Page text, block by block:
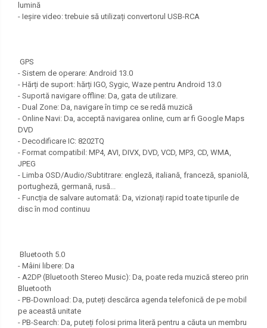
lumină
- Ieșire video: trebuie să utilizați convertorul USB-RCA
GPS
- Sistem de operare: Android 13.0
- Hărți de suport: hărți IGO, Sygic, Waze pentru Android 13.0
- Suportă navigare offline: Da, gata de utilizare.
- Dual Zone: Da, navigare în timp ce se redă muzică
- Online Navi: Da, acceptă navigarea online, cum ar fi Google Maps
DVD
- Decodificare IC: 8202TQ
- Format compatibil: MP4, AVI, DIVX, DVD, VCD, MP3, CD, WMA,
JPEG
- Limba OSD/Audio/Subtitrare: engleză, italiană, franceză, spaniolă,
portugheză, germană, rusă...
- Funcția de salvare automată: Da, vizionați rapid toate tipurile de
disc în mod continuu
Bluetooth 5.0
- Mâini libere: Da
- A2DP (Bluetooth Stereo Music): Da, poate reda muzică stereo prin
Bluetooth
- PB-Download: Da, puteți descărca agenda telefonică de pe mobil
pe această unitate
- PB-Search: Da, puteți folosi prima literă pentru a căuta un membru